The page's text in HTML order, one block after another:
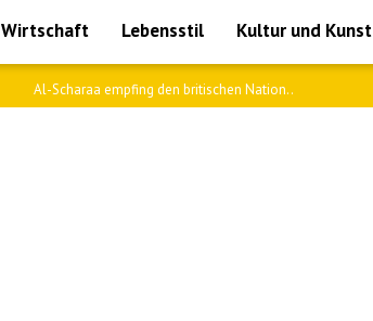
Wirtschaft Lebensstil Kultur und Kunst
Al-Scharaa empfing den britischen Nation..